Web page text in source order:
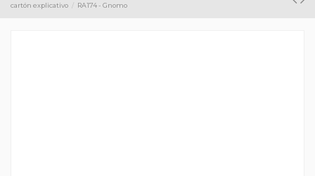
cartón explicativo
RA174 - Gnomo